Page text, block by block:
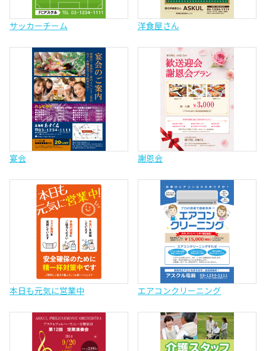
サッカーチーム 洋食屋さん
宴会 謝恩会
本日も元気に営業中 エアコンクリーニング